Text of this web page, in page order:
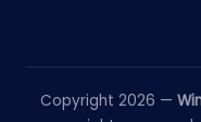
Copyright 2026 —